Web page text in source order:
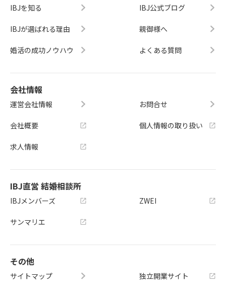
IBJを知る
IBJが選ばれる理由
婚活の成功ノウハウ
IBJ公式ブログ
親御様へ
よくある質問
会社情報
運営会社情報
会社概要
求人情報
お問合せ
個人情報の取り扱い
IBJ直営 結婚相談所
IBJメンバーズ
サンマリエ
ZWEI
その他
サイトマップ
独立開業サイト